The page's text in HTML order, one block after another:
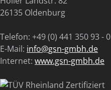
26135 Oldenburg
Telefon: +49 (0) 441 350 93 - 0
E-Mail: info@gsn-gmbh.de
Internet: www.gsn-gmbh.de